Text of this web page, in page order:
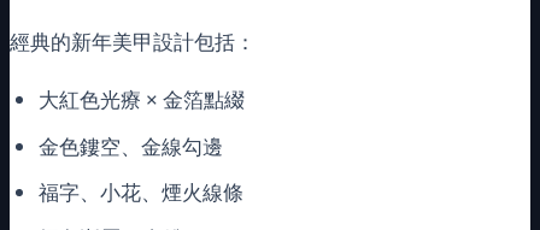
經典的新年美甲設計包括：
大紅色光療 × 金箔點綴
金色鏤空、金線勾邊
福字、小花、煙火線條